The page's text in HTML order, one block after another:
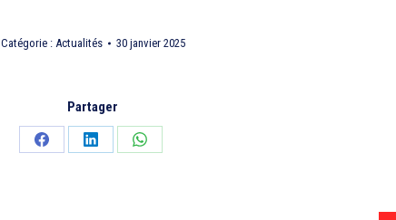
Catégorie : Actualités 30 janvier 2025
Partager
PartagerPartagerPartager